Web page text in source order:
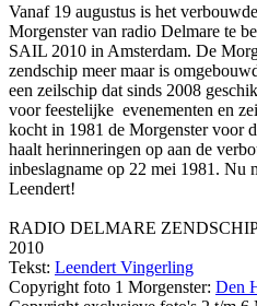
Vanaf 19 augustus is het
Morgenster van radio Delmare te
SAIL 2010 in Amsterdam. De
zendschip meer maar is
een zeilschip dat sinds 2008
voor feestelijke evenementen en
kocht in 1981 de Morgenster voor
haalt herinneringen op aan de
inbeslagname op 22 mei 1981. Nu
Leendert!
RADIO DELMARE
2010
Tekst: Leendert Vingerling
Copyright foto 1 Morgenster: Den